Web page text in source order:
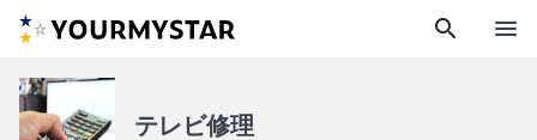
search menu
テレビ修理